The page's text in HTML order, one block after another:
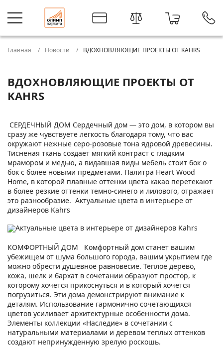
Главная Новости ВДОХНОВЛЯЮЩИЕ ПРОЕКТЫ ОТ KAHRS
ВДОХНОВЛЯЮЩИЕ ПРОЕКТЫ ОТ
KAHRS
СЕРДЕЧНЫЙ ДОМ Сердечный дом — это дом, в котором вы
сразу же чувствуете легкость благодаря тому, что вас
окружают нежные серо-розовые тона ядровой древесины.
Тисненая ткань создает мягкий контраст с гладким
мрамором и медью, а видавшая виды мебель стоит бок о
бок с более новыми предметами. Палитра Heart Wood
Home, в которой плавные оттенки цвета какао перетекают
в более резкие оттенки темно-синего и лилового, отражает
это разнообразие. Актуальные цвета в интерьере от
дизайнеров Kahrs
КОМФОРТНЫЙ ДОМ
Комфортный дом станет вашим
убежищем от шума большого города, вашим укрытием где
можно обрести душевное равновесие. Теплое дерево,
кожа, шелк и бархат в сочетании образуют простор, к
которому хочется прикоснуться и в который хочется
погрузиться. Эти дома демонстрируют внимание к
деталям. Использование гармонично сочетающихся
цветов усиливает архитектурные особенности дома.
Элементы коллекции «Наследие» в сочетании с
натуральными материалами и деревом теплых оттенков
создают непринужденную зрелую роскошь.